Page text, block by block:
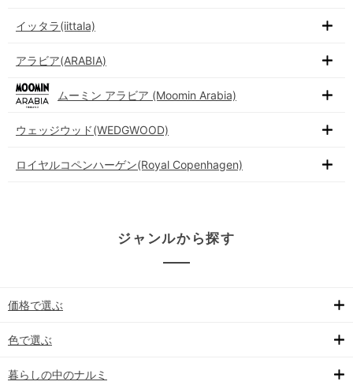
イッタラ(iittala)
アラビア(ARABIA)
ムーミン アラビア (Moomin Arabia)
ウェッジウッド(WEDGWOOD)
ロイヤルコペンハーゲン(Royal Copenhagen)
ジャンルから探す
価格で選ぶ
色で選ぶ
暮らしの中のナルミ